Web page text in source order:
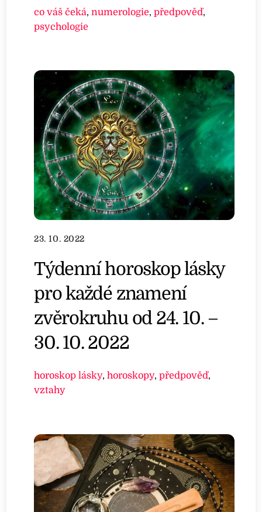
co váš čeká,numerologie,předpověď,
psychologie
23. 10. 2022
Týdenní horoskop lásky
pro každé znamení
zvěrokruhu od 24. 10. –
30. 10. 2022
horoskop lásky,horoskopy,předpověď,
vztahy